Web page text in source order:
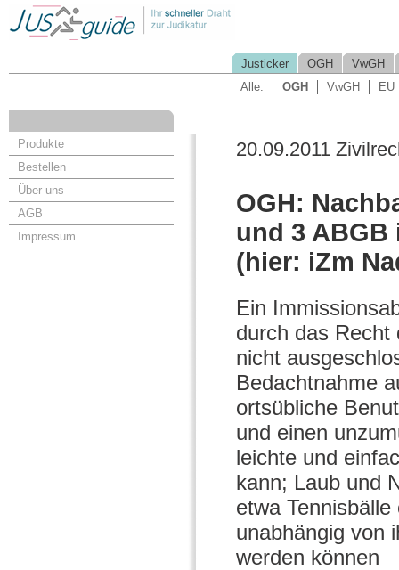
Justicker OGH
VwGH
Alle:
OGH VwGH EU
Produkte
Bestellen
Über uns
AGB
Impressum
20.09.2011
OGH:
und 3 ABGB
(hier: iZm
Ein
durch das Recht
nicht
Bedachtnahme
ortsübliche
und einen
leichte und
kann; Laub und
etwa
unabhängig von
werden können